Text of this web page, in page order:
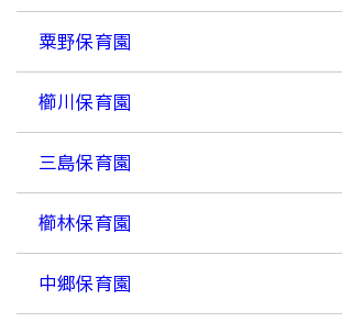
粟野保育園
櫛川保育園
三島保育園
櫛林保育園
中郷保育園